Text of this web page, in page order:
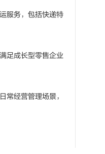
服务，包括快递特
足成长型零售企业
经营管理场景，